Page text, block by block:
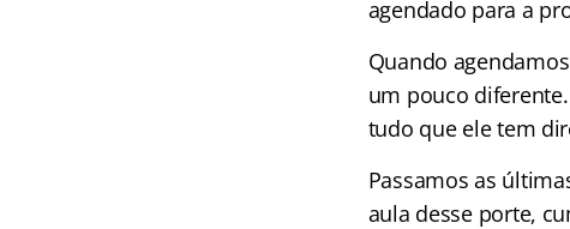
agendado para a
Quando
um pouco
tudo que ele tem
Passamos as
aula desse porte,